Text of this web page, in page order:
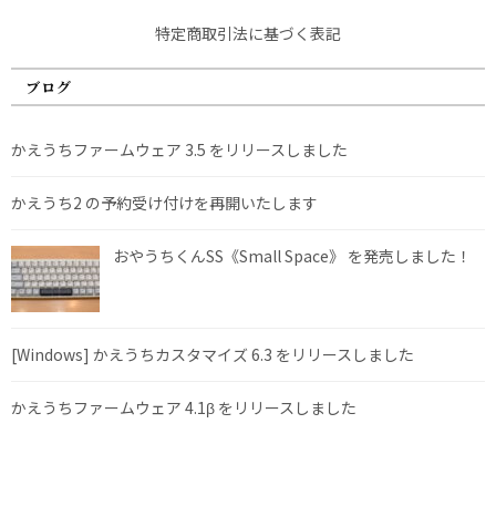
特定商取引法に基づく表記
ブログ
かえうちファームウェア 3.5 をリリースしました
かえうち2 の予約受け付けを再開いたします
おやうちくんSS《Small Space》 を発売しました！
[Windows] かえうちカスタマイズ 6.3 をリリースしました
かえうちファームウェア 4.1β をリリースしました